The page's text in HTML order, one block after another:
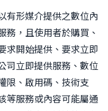
有形媒介提供之數位內
務，且使用者於購買、
求開始提供、要求立即
司立即提供服務、數位
限、啟用碼、技術支
等服務或內容可能屬通